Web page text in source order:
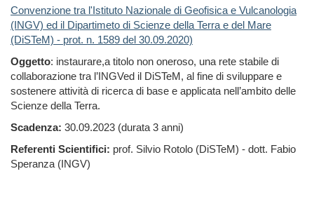
Convenzione tra l'Istituto Nazionale di Geofisica e Vulcanologia
(INGV) ed il Dipartimeto di Scienze della Terra e del Mare
(DiSTeM) - prot. n. 1589 del 30.09.2020)
Oggetto: instaurare,a titolo non oneroso, una rete stabile di
collaborazione tra l’INGVed il DiSTeM, al fine di sviluppare e
sostenere attività di ricerca di base e applicata nell’ambito delle
Scienze della Terra.
Scadenza: 30.09.2023 (durata 3 anni)
Referenti Scientifici: prof. Silvio Rotolo (DiSTeM) - dott. Fabio
Speranza (INGV)